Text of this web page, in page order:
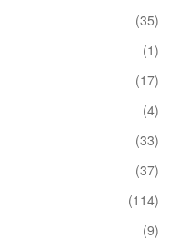
(35)
(1)
(17)
(4)
(33)
(37)
(114)
(9)